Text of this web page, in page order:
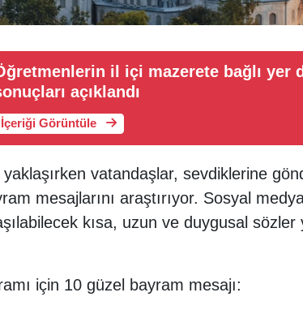
il içi mazerete bağlı yer
açıklandı
İçeriği Görüntüle
vatandaşlar, sevdiklerine
mesajlarını araştırıyor. Sosyal
kısa, uzun ve duygusal sözler
için 10 güzel bayram mesajı: